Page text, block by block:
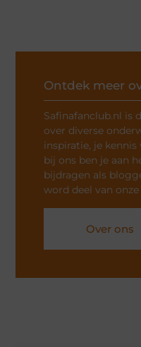
Ontdek meer
Safinafanclub.nl is
over diverse
inspiratie, je
bij ons ben je aan
bijdragen als
word deel van
Over ons